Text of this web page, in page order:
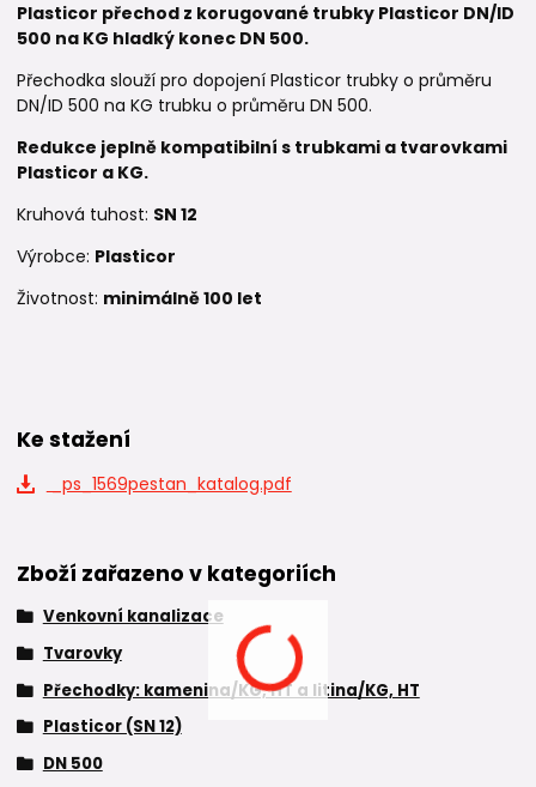
Plasticor přechod z korugované trubky Plasticor DN/ID
500 na KG hladký konec DN 500.
Přechodka slouží pro dopojení Plasticor trubky o průměru
DN/ID 500 na KG trubku o průměru DN 500.
Redukce jeplně kompatibilní s trubkami a tvarovkami
Plasticor a KG.
Kruhová tuhost: SN 12
Výrobce: Plasticor
Životnost: minimálně 100 let
Ke stažení
_ps_1569pestan_katalog.pdf
Zboží zařazeno v kategoriích
Venkovní kanalizace
Tvarovky
Přechodky: kamenina/KG, HT a litina/KG, HT
Plasticor (SN 12)
DN 500